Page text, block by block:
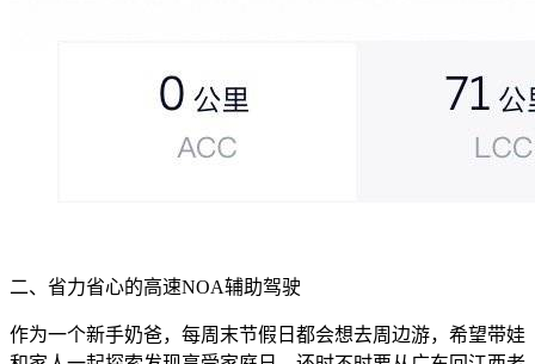
二、省力省心的高速NOA辅助驾驶
作为一个新手奶爸，每周末节假日都会想去周边游，希望带娃